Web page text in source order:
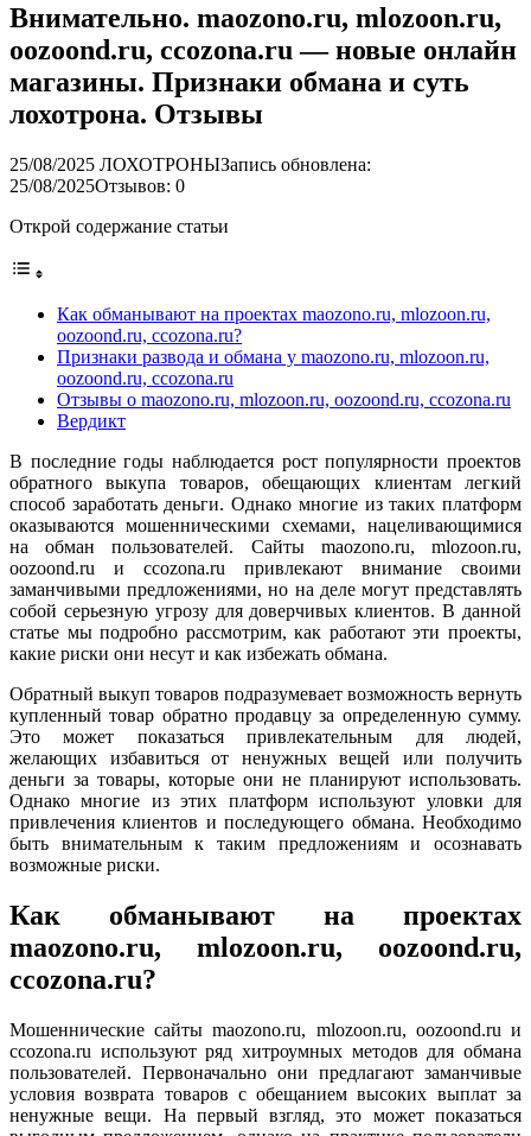
Внимательно. maozono.ru, mlozoon.ru,
oozoond.ru, ccozona.ru — новые онлайн
магазины. Признаки обмана и суть
лохотрона. Отзывы
25/08/2025 ЛОХОТРОНЫЗапись обновлена:
25/08/2025Отзывов: 0
Открой содержание статьи
Как обманывают на проектах maozono.ru, mlozoon.ru,
oozoond.ru, ccozona.ru?
Признаки развода и обмана у maozono.ru, mlozoon.ru,
oozoond.ru, ccozona.ru
Отзывы о maozono.ru, mlozoon.ru, oozoond.ru, ccozona.ru
Вердикт
В последние годы наблюдается рост популярности проектов
обратного выкупа товаров, обещающих клиентам легкий
способ заработать деньги. Однако многие из таких платформ
оказываются мошенническими схемами, нацеливающимися
на обман пользователей. Сайты maozono.ru, mlozoon.ru,
oozoond.ru и ccozona.ru привлекают внимание своими
заманчивыми предложениями, но на деле могут представлять
собой серьезную угрозу для доверчивых клиентов. В данной
статье мы подробно рассмотрим, как работают эти проекты,
какие риски они несут и как избежать обмана.
Обратный выкуп товаров подразумевает возможность вернуть
купленный товар обратно продавцу за определенную сумму.
Это может показаться привлекательным для людей,
желающих избавиться от ненужных вещей или получить
деньги за товары, которые они не планируют использовать.
Однако многие из этих платформ используют уловки для
привлечения клиентов и последующего обмана. Необходимо
быть внимательным к таким предложениям и осознавать
возможные риски.
Как обманывают на проектах
maozono.ru, mlozoon.ru, oozoond.ru,
ccozona.ru?
Мошеннические сайты maozono.ru, mlozoon.ru, oozoond.ru и
ccozona.ru используют ряд хитроумных методов для обмана
пользователей. Первоначально они предлагают заманчивые
условия возврата товаров с обещанием высоких выплат за
ненужные вещи. На первый взгляд, это может показаться